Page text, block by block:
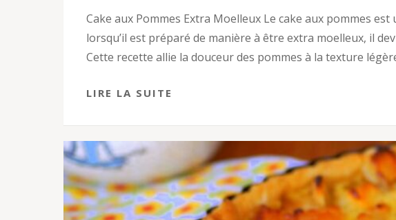
Cake aux Pommes Extra Moelleux Le cake aux pommes
lorsqu’il est préparé de manière à être extra moelleux, il
Cette recette allie la douceur des pommes à la texture
LIRE LA SUITE